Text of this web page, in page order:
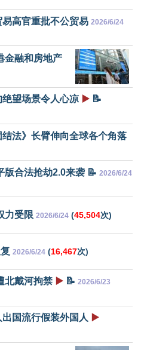
高官重批不公贸易 2026/6/24
金融和房地产
望场景令人心凉 ▶️ 📝
法》长臂伸向全球各个角落
版合法抢劫2.0来袭 📝 2026/6/24
力受限 2026/6/24 (45,504次)
2026/6/24 (16,467次)
北戴河拘禁 ▶️ 📝 2026/6/23
国流行假装外国人 ▶️